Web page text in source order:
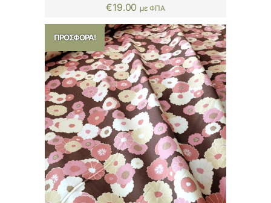
€19.00 με ΦΠΑ
ΠΡΟΣΦΟΡΆ!